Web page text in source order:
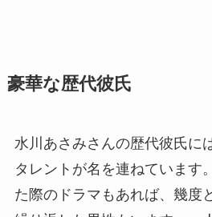
豪華な歴代彼氏
水川あさみさんの歴代彼氏に
タレントが名を連ねています
た際のドラマもあれば、幾度